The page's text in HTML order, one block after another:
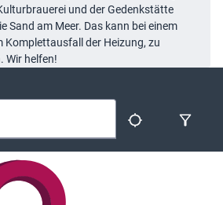
und der Gedenkstätte
Sand am Meer. Das kann bei einem
Komplettausfall der Heizung, zu
Wir helfen!